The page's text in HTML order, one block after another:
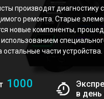
производят диагностику
ремонта. Старые
новые компоненты,
части устройства.
1000
в